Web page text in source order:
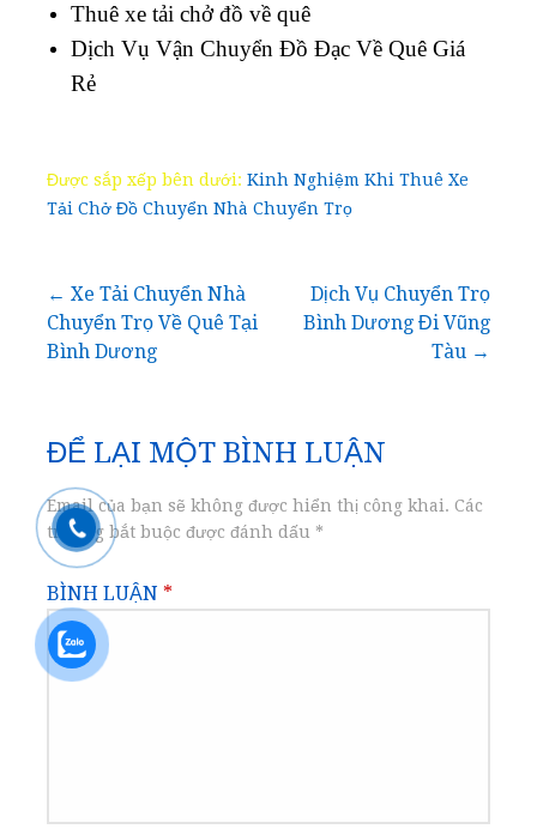
Thuê xe tải chở đồ về quê
Dịch Vụ Vận Chuyển Đồ Đạc Về Quê Giá
Rẻ
Được sắp xếp bên dưới: Kinh Nghiệm Khi Thuê Xe
Tải Chở Đồ Chuyển Nhà Chuyển Trọ
Điều
hướng
viết
← Xe Tải Chuyển Nhà
Chuyển Trọ Về Quê Tại
Bình Dương
Dịch Vụ Chuyển Trọ
Bình Dương Đi Vũng
Tàu →
ĐỂ LẠI MỘT BÌNH LUẬN
Email của bạn sẽ không được hiển thị công khai. Các
trường bắt buộc được đánh dấu *
BÌNH LUẬN *